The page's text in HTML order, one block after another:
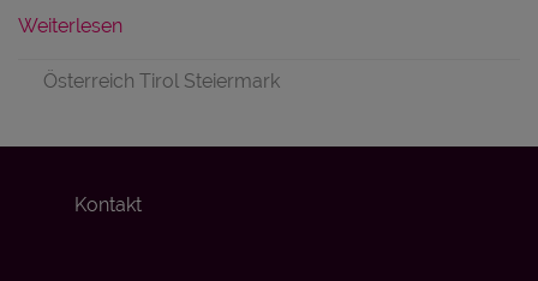
Weiterlesen
Österreich Tirol Steiermark
Kontakt